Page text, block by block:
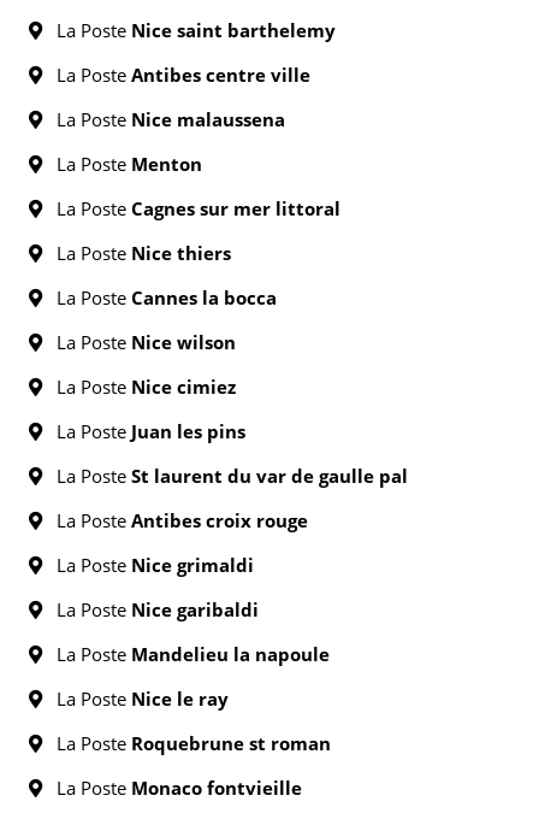
La Poste Nice saint barthelemy
La Poste Antibes centre ville
La Poste Nice malaussena
La Poste Menton
La Poste Cagnes sur mer littoral
La Poste Nice thiers
La Poste Cannes la bocca
La Poste Nice wilson
La Poste Nice cimiez
La Poste Juan les pins
La Poste St laurent du var de gaulle pal
La Poste Antibes croix rouge
La Poste Nice grimaldi
La Poste Nice garibaldi
La Poste Mandelieu la napoule
La Poste Nice le ray
La Poste Roquebrune st roman
La Poste Monaco fontvieille